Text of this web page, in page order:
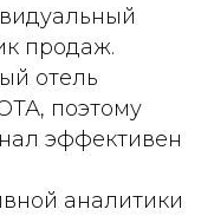
продаж.
отель
поэтому
эффективен
аналитики